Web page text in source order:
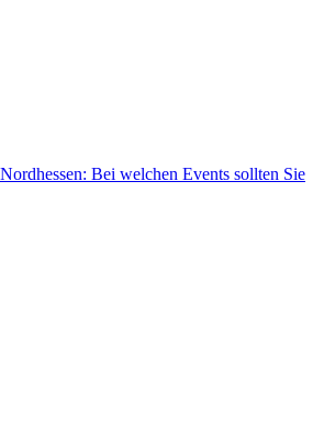
Bei welchen Events sollten Sie